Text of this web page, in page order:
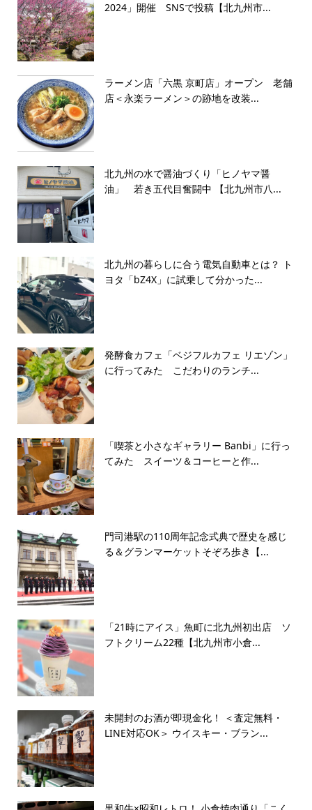
2024」開催 SNSで投稿【北九州市...
ラーメン店「六黒 京町店」オープン 老舗
店＜永楽ラーメン＞の跡地を改装...
北九州の水で醤油づくり「ヒノヤマ醤
油」 若き五代目奮闘中 【北九州市八...
北九州の暮らしに合う電気自動車とは？ ト
ヨタ「bZ4X」に試乗して分かった...
発酵食カフェ「ベジフルカフェ リエゾン」
に行ってみた こだわりのランチ...
「喫茶と小さなギャラリー Banbi」に行っ
てみた スイーツ＆コーヒーと作...
門司港駅の110周年記念式典で歴史を感じ
る＆グランマーケットそぞろ歩き【...
「21時にアイス」魚町に北九州初出店 ソ
フトクリーム22種【北九州市小倉...
未開封のお酒が即現金化！ ＜査定無料・
LINE対応OK＞ ウイスキー・ブラン...